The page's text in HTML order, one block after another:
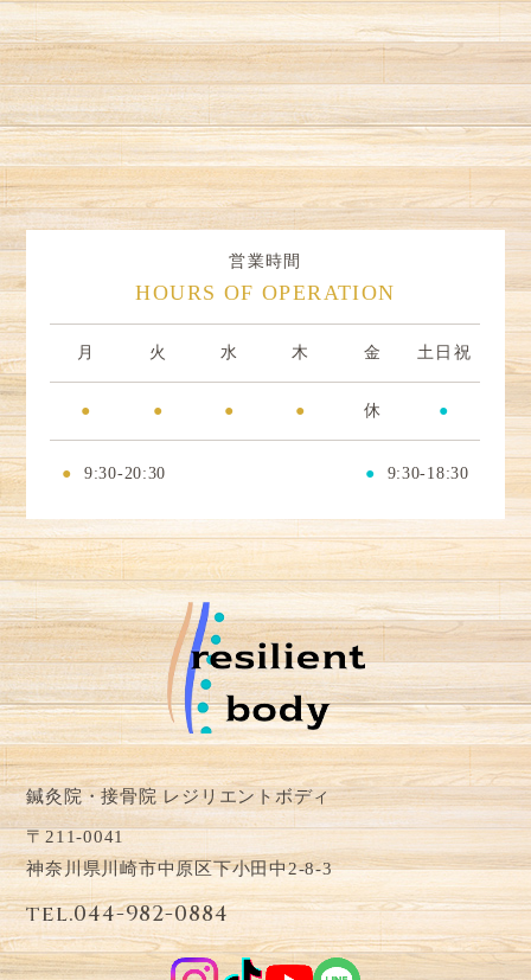
営業時間
HOURS OF OPERATION
月 火 水 木 金 土日祝
● ● ● ● 休 ●
● 9:30-20:30 ● 9:30-18:30
鍼灸院・接骨院 レジリエントボディ
〒211-0041
神奈川県川崎市中原区下小田中2-8-3
tel.044-982-0884